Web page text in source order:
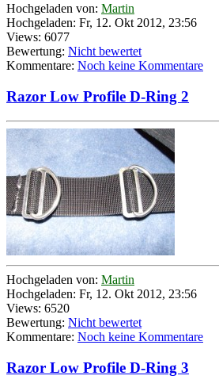
Hochgeladen von: Martin
Hochgeladen: Fr, 12. Okt 2012, 23:56
Views: 6077
Bewertung: Nicht bewertet
Kommentare: Noch keine Kommentare
Razor Low Profile D-Ring 2
Hochgeladen von: Martin
Hochgeladen: Fr, 12. Okt 2012, 23:56
Views: 6520
Bewertung: Nicht bewertet
Kommentare: Noch keine Kommentare
Razor Low Profile D-Ring 3